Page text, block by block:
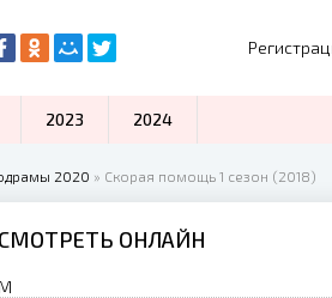
2020 » Скорая помощь 1 сезон (2018)
ОНЛАЙН
2023 2024